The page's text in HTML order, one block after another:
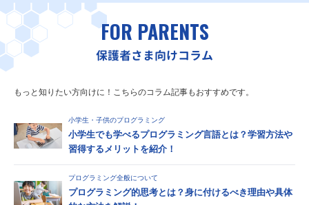
FOR PARENTS
保護者さま向けコラム
もっと知りたい方向けに！こちらのコラム記事もおすすめです。
小学生・子供のプログラミング
小学生でも学べるプログラミング言語とは？学習方法や
習得するメリットを紹介！
プログラミング全般について
プログラミング的思考とは？身に付けるべき理由や具体